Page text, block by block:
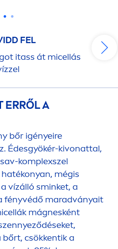
FEL
itass át micellás
ERRŐL A
bőr igényeire
Édesgyökér-kivonattal,
komplexszel
mégis
vízálló sminket, a
fényvédő maradványait
mágnesként
csökkentik a